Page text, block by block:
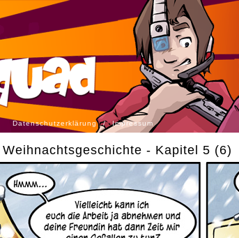
Datenschutzerklärung / Impressum
- Kapitel 5 (6)